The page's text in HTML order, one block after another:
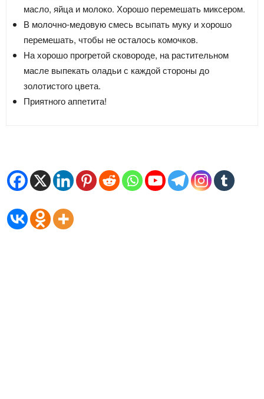
масло, яйца и молоко. Хорошо перемешать миксером.
В молочно-медовую смесь всыпать муку и хорошо
перемешать, чтобы не осталось комочков.
На хорошо прогретой сковороде, на растительном
масле выпекать оладьи с каждой стороны до
золотистого цвета.
Приятного аппетита!